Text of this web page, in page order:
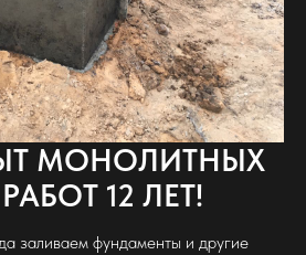
МОНОЛИТНЫХ
РАБОТ 12 ЛЕТ!
заливаем фундаменты и другие